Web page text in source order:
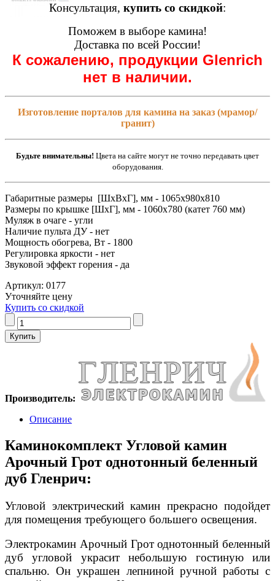
Консультация, купить со скидкой:
Поможем в выборе камина!
Доставка по всей России!
К сожалению, продукции Glenrich
нет в наличии.
Изготовление порталов для камина на заказ (мрамор/
гранит)
Будьте внимательны! Цвета на сайте могут не точно передавать цвет
оборудования.
Габаритные размеры [ШxВxГ], мм - 1065x980x810
Размеры по крышке [ШxГ], мм - 1060x780 (катет 760 мм)
Муляж в очаге - угли
Наличие пульта ДУ - нет
Мощность обогрева, Вт - 1800
Регулировка яркости - нет
Звуковой эффект горения - да
Артикул: 0177
Уточняйте цену
Купить со скидкой
Производитель:
Описание
Каминокомплект Угловой камин
Арочный Грот однотонный беленный
дуб Гленрич:
Угловой электрический камин прекрасно подойдет
для помещения требующего большего освещения.
Электрокамин Арочный Грот однотонный беленный
дуб угловой украсит небольшую гостиную или
спальню. Он украшен лепниной ручной работы с